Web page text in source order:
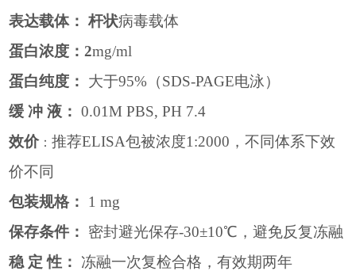
表达载体： 杆状病毒载体
蛋白浓度：2mg/ml
蛋白纯度：
大于95% （SDS-PAGE电泳）
缓 冲 液： 0.01M PBS, PH 7.4
效价：推荐ELISA包被浓度1:2000 ，不同体系下效
价不同
包装规格：
1 mg
保存条件：
密封避光保存-30±10℃，避免反复冻融
稳 定 性： 冻融一次复检合格，有效期两年